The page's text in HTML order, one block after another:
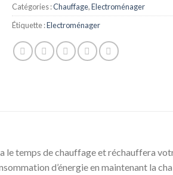
Catégories :Chauffage,Electroménager
Étiquette :Electroménager
le temps de chauffage et réchauffera
d’énergie en maintenant la